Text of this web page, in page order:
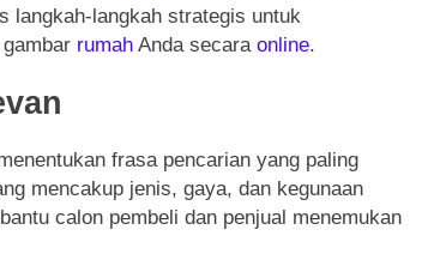
langkah-langkah strategis untuk
rumah Anda secara online.
frasa pencarian yang paling
mencakup jenis, gaya, dan kegunaan
calon pembeli dan penjual menemukan